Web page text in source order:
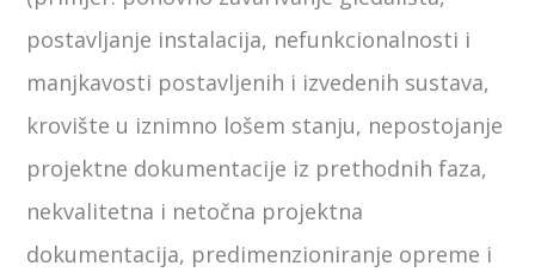
postavljanje instalacija, nefunkcionalnosti i
manjkavosti postavljenih i izvedenih sustava,
krovište u iznimno lošem stanju, nepostojanje
projektne dokumentacije iz prethodnih faza,
nekvalitetna i netočna projektna
dokumentacija, predimenzioniranje opreme i